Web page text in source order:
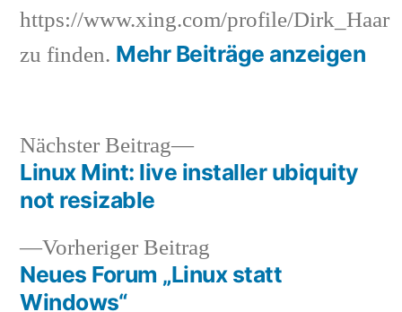
https://www.xing.com/profile/Dirk_Haar
zu finden. Mehr Beiträge anzeigen
Beitragsnavigation
Vorheriger Beitrag
Beitrag:
Neues Forum „Linux statt
Windows“
Nächster Beitrag
Nächster
Beitrag:
Linux Mint: live installer ubiquity
not resizable